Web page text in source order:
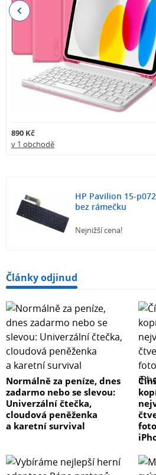
890 Kč
v 1 obchodě
Previous
HP Pavilion 15-
bez rámečku
Nejnižší cena!
Články odjinud
Normálně za peníze, dnes
zadarmo nebo se slevou:
Univerzální čtečka,
cloudová peněženka
a karetní survival